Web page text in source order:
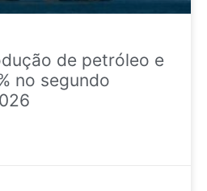
de petróleo e
no segundo